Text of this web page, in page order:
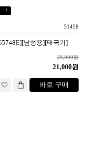
+
51458
남성용][태극기]
28,000원
21,000원
바로 구매